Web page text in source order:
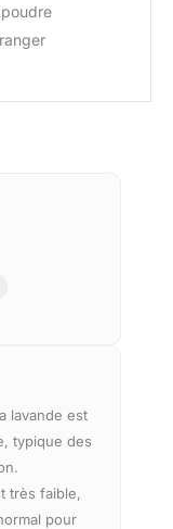
lavande est
typique des
très faible,
pour